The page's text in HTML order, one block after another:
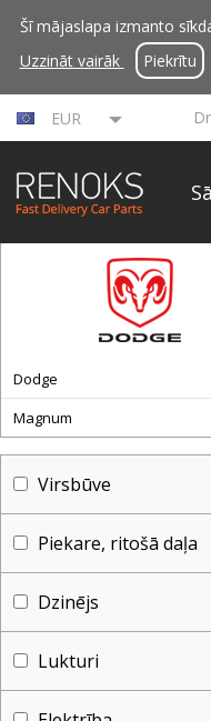
Šī mājaslapa izmanto
Uzzināt vairāk
Piekrītu
EUR
Dodge
Magnum
Virsbūve
Piekare, ritošā daļa
Dzinējs
Lukturi